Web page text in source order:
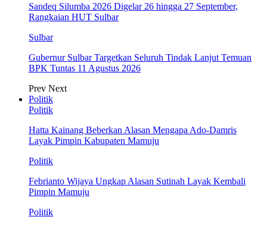
Sandeq Silumba 2026 Digelar 26 hingga 27 September,
Rangkaian HUT Sulbar
Sulbar
Gubernur Sulbar Targetkan Seluruh Tindak Lanjut Temuan
BPK Tuntas 11 Agustus 2026
Prev Next
Politik
Politik
Hatta Kainang Beberkan Alasan Mengapa Ado-Damris
Layak Pimpin Kabupaten Mamuju
Politik
Febrianto Wijaya Ungkap Alasan Sutinah Layak Kembali
Pimpin Mamuju
Politik